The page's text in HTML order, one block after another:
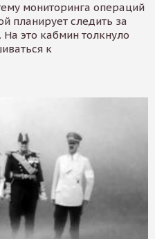
мониторинга операций
планирует следить за
На это кабмин толкнуло
к